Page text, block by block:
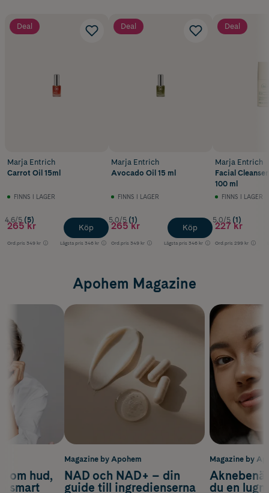
Deal
Marja Entrich
Carrot Oil 15ml
FINNS I LAGER
4.6/5 (5)
265 kr
Ord.pris 349 kr Lägsta pris 346 kr
Köp
Deal
Marja Entrich
Avocado Oil 15 ml
FINNS I LAGER
5.0/5 (1)
265 kr
Ord.pris 349 kr Lägsta pris 346 kr
Köp
Deal
Marja Entrich
Facial
100 ml
FINNS I LAGER
5.0/5 (1)
227 kr
Ord.pris 299 kr
Apohem Magazine
Magazine by
du en
om hud,
smart
Magazine by Apohem
NAD och NAD+ – din
guide till ingredienserna